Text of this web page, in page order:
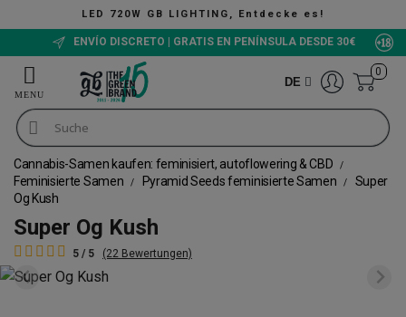
720W GB LIGHTING, Entdecke es!
ENVÍO DISCRETO | GRATIS EN PENÍNSULA DESDE 30€
DE
0
Cannabis-Samen kaufen: feminisiert, autoflowering & CBD
Feminisierte Samen
Pyramid Seeds feminisierte Samen
Super
Og Kush
Super Og Kush
5 / 5 (22 Bewertungen)